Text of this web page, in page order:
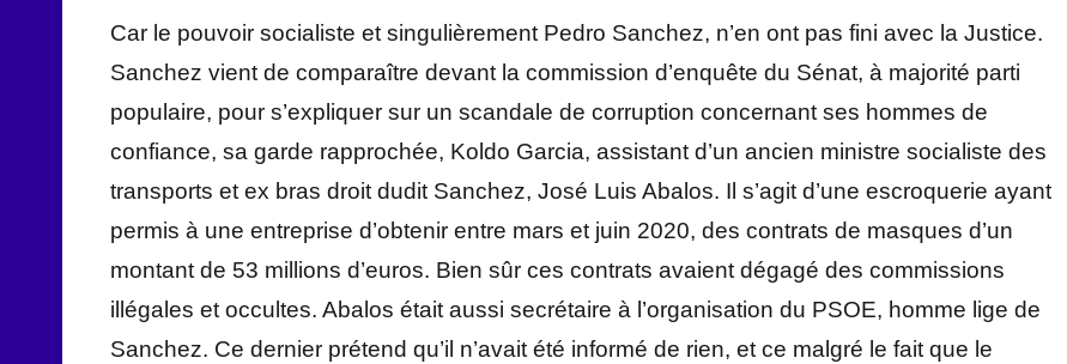
Car le pouvoir socialiste et singulièrement Pedro Sanchez, n’en ont pas fini avec la Justice.
Sanchez vient de comparaître devant la commission d’enquête du Sénat, à majorité parti
populaire, pour s’expliquer sur un scandale de corruption concernant ses hommes de
confiance, sa garde rapprochée, Koldo Garcia, assistant d’un ancien ministre socialiste des
transports et ex bras droit dudit Sanchez, José Luis Abalos. Il s’agit d’une escroquerie ayant
permis à une entreprise d’obtenir entre mars et juin 2020, des contrats de masques d’un
montant de 53 millions d’euros. Bien sûr ces contrats avaient dégagé des commissions
illégales et occultes. Abalos était aussi secrétaire à l’organisation du PSOE, homme lige de
Sanchez. Ce dernier prétend qu’il n’avait été informé de rien, et ce malgré le fait que le